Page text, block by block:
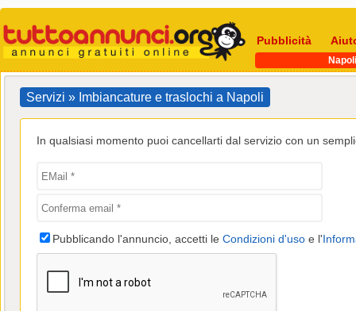
Pubblicità
Napoli
Servizi » Imbiancature e traslochi a Napoli
In qualsiasi momento puoi cancellarti dal servizio con un
Pubblicando l'annuncio, accetti le Condizioni d'uso e l'